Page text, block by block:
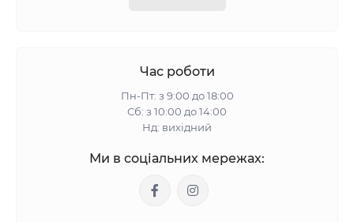
Час роботи
Пн-Пт: з 9:00 до 18:00
Сб: з 10:00 до 14:00
Нд: вихідний
Ми в соціальних мережах: